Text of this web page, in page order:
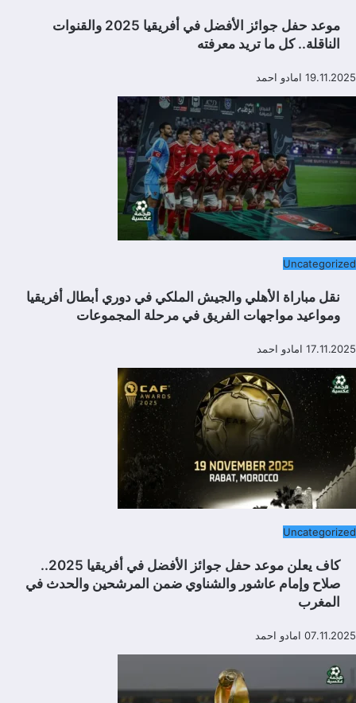
موعد حفل جوائز الأفضل في أفريقيا 2025 والقنوات
الناقلة.. كل ما تريد معرفته
19.11.2025 امادو احمد
Uncategorized
نقل مباراة الأهلي والجيش الملكي في دوري أبطال أفريقيا
ومواعيد مواجهات الفريق في مرحلة المجموعات
17.11.2025 امادو احمد
Uncategorized
كاف يعلن موعد حفل جوائز الأفضل في أفريقيا 2025..
صلاح وإمام عاشور والشناوي ضمن المرشحين والحدث في
المغرب
07.11.2025 امادو احمد